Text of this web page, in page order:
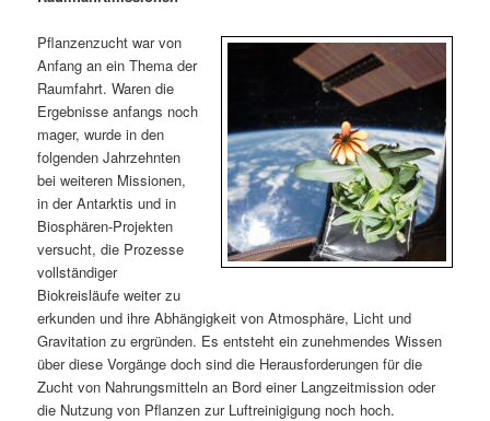
ä
r
e
n
I
n
h
a
n
d
ä
r
e
n
I
n
n
v
i
g
a
t
i
o
n
Pflanzenzucht war von
Anfang an ein Thema der
Raumfahrt. Waren die
Ergebnisse anfangs noch
mager, wurde in den
folgenden Jahrzehnten
bei weiteren Missionen,
in der Antarktis und in
Biosphären-Projekten
versucht, die Prozesse
vollständiger
Biokreisläufe weiter zu
erkunden und ihre Abhängigkeit von Atmosphäre, Licht und
Gravitation zu ergründen. Es entsteht ein zunehmendes Wissen
über diese Vorgänge doch sind die Herausforderungen für die
Zucht von Nahrungsmitteln an Bord einer Langzeitmission oder
die Nutzung von Pflanzen zur Luftreinigigung noch hoch.